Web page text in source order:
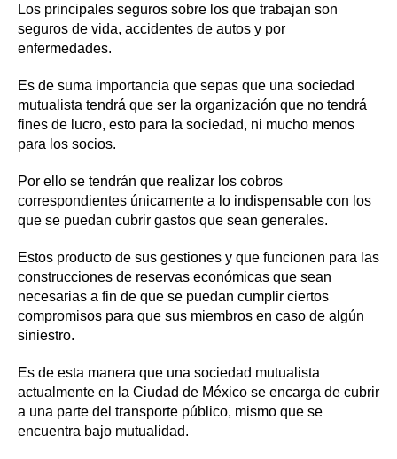
Los principales seguros sobre los que trabajan son
seguros de vida, accidentes de autos y por
enfermedades.
Es de suma importancia que sepas que una sociedad
mutualista tendrá que ser la organización que no tendrá
fines de lucro, esto para la sociedad, ni mucho menos
para los socios.
Por ello se tendrán que realizar los cobros
correspondientes únicamente a lo indispensable con los
que se puedan cubrir gastos que sean generales.
Estos producto de sus gestiones y que funcionen para las
construcciones de reservas económicas que sean
necesarias a fin de que se puedan cumplir ciertos
compromisos para que sus miembros en caso de algún
siniestro.
Es de esta manera que una sociedad mutualista
actualmente en la Ciudad de México se encarga de cubrir
a una parte del transporte público, mismo que se
encuentra bajo mutualidad.